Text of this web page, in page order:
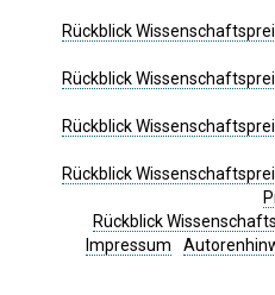
Rückblick
Rückblick
Rückblick
Rückblick
Rückblick
Impressum